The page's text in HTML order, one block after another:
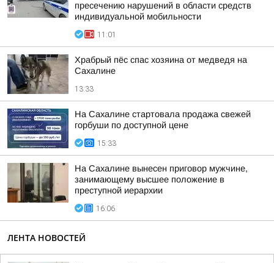
пресечению нарушений в области средств
индивидуальной мобильности
11:01
Храбрый пёс спас хозяина от медведя на
Сахалине
13:33
На Сахалине стартовала продажа свежей
горбуши по доступной цене
15:33
На Сахалине вынесен приговор мужчине,
занимающему высшее положение в
преступной иерархии
16:06
ЛЕНТА НОВОСТЕЙ